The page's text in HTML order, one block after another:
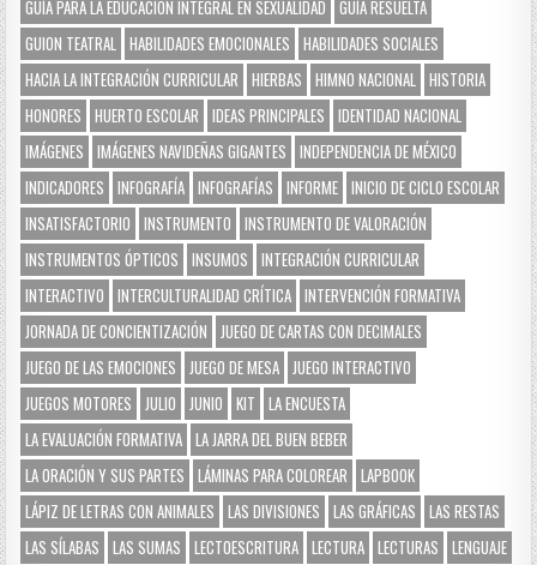
GUÍA PARA LA EDUCACIÓN INTEGRAL EN SEXUALIDAD
GUÍA RESUELTA
GUION TEATRAL HABILIDADES EMOCIONALES
HABILIDADES SOCIALES
HACIA LA INTEGRACIÓN CURRICULAR
HIERBAS HIMNO NACIONAL HISTORIA
HONORES
HUERTO ESCOLAR IDEAS PRINCIPALES
IDENTIDAD NACIONAL
IMÁGENES
IMÁGENES NAVIDEÑAS GIGANTES
INDEPENDENCIA DE MÉXICO
INDICADORES
INFOGRAFÍA INFOGRAFÍAS INFORME INICIO DE CICLO ESCOLAR
INSATISFACTORIO
INSTRUMENTO
INSTRUMENTO DE VALORACIÓN
INSTRUMENTOS ÓPTICOS
INSUMOS
INTEGRACIÓN CURRICULAR
INTERACTIVO
INTERCULTURALIDAD CRÍTICA INTERVENCIÓN FORMATIVA
JORNADA DE CONCIENTIZACIÓN
JUEGO DE CARTAS CON DECIMALES
JUEGO DE LAS EMOCIONES
JUEGO DE MESA JUEGO INTERACTIVO
JUEGOS MOTORES
JULIO JUNIO KIT
LA ENCUESTA
LA EVALUACIÓN FORMATIVA LA JARRA DEL BUEN BEBER
LA ORACIÓN Y SUS PARTES
LÁMINAS PARA COLOREAR
LAPBOOK
LÁPIZ DE LETRAS CON ANIMALES
LAS DIVISIONES LAS GRÁFICAS
LAS RESTAS
LAS SÍLABAS
LAS SUMAS LECTOESCRITURA LECTURA LECTURAS
LENGUAJE